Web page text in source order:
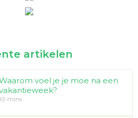
Symflora baby
probiotica
Orthiflor basic
Orthiflor original
artikelen
voel je je moe na een
mins